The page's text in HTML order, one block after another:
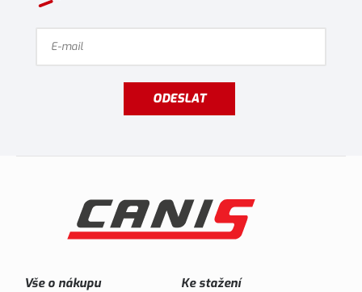
ODESLAT
Vše o nákupu Ke stažení